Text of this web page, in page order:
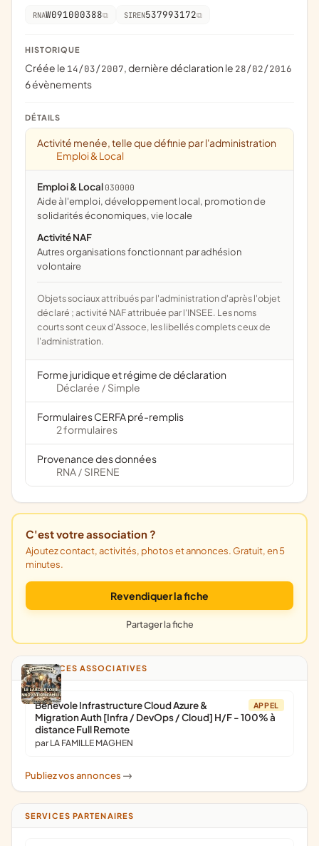
RNAW091000388 SIREN537993172
HISTORIQUE
Créée le 14/03/2007, dernière déclaration le 28/02/2016
6 évènements
DÉTAILS
Activité menée, telle que définie par l'administration
Emploi & Local
Emploi & Local 030000
aide à l'emploi, développement local, promotion de
solidarités économiques, vie locale
Activité NAF
Autres organisations fonctionnant par adhésion
volontaire
Objets sociaux attribués par l'administration d'après l'objet
déclaré ; activité NAF attribuée par l'INSEE. Les noms
courts sont ceux d'Assoce, les libellés complets ceux de
l'administration.
Forme juridique et régime de déclaration
Déclarée / Simple
Formulaires CERFA pré-remplis
2 formulaires
Provenance des données
RNA / SIRENE
C'est votre association ?
Ajoutez contact, activités, photos et annonces. Gratuit, en 5
minutes.
Revendiquer la fiche
Partager la fiche
ANNONCES ASSOCIATIVES
APPEL
Bénévole Infrastructure Cloud Azure &
Migration Auth [Infra / DevOps / Cloud] H/F - 100% à
distance Full Remote
par LA FAMILLE MAGHEN
Publiez vos annonces ->
SERVICES PARTENAIRES